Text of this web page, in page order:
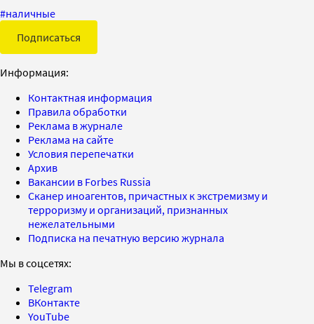
#наличные
Подписаться
Информация:
Контактная информация
Правила обработки
Реклама в журнале
Реклама на сайте
Условия перепечатки
Архив
Вакансии в Forbes Russia
Сканер иноагентов, причастных к экстремизму и
терроризму и организаций, признанных
нежелательными
Подписка на печатную версию журнала
Мы в соцсетях:
Telegram
ВКонтакте
YouTube